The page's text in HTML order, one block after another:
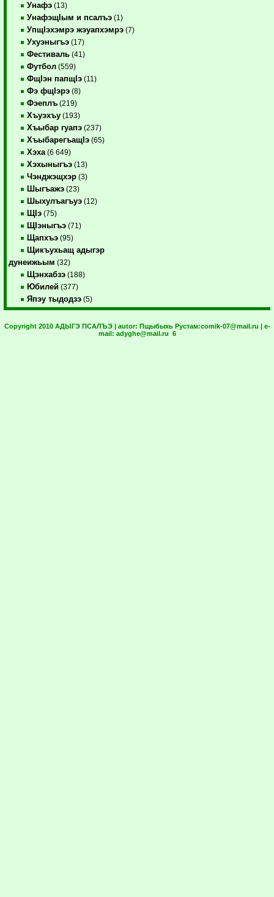
Унафэ (13)
УнафэщIым и псалъэ (1)
УпщIэхэмрэ жэуапхэмрэ (7)
Ухуэныгъэ (17)
Фестиваль (41)
Футбол (559)
ФщIэн папщIэ (11)
Фэ фщIэрэ (8)
Фэеплъ (219)
Хъуэхъу (193)
Хъыбар гуапэ (237)
ХъыбарегъащIэ (65)
Хэха (6 649)
Хэхыныгъэ (13)
Чэнджэщхэр (3)
Шыгъажэ (23)
Шыхулъагъуэ (12)
ЩIэ (75)
ЩIэныгъэ (71)
Щапхъэ (95)
Щикъухьащ адыгэр
дунеижьым (32)
Щэнхабзэ (188)
Юбилей (377)
Япэу тыдодзэ (5)
Copyright 2010 АДЫГЭ ПСАЛЪЭ | autor: Пщыбыхь Рустам:comik-07@mail.ru | e-
mail: adyghe@mail.ru 6